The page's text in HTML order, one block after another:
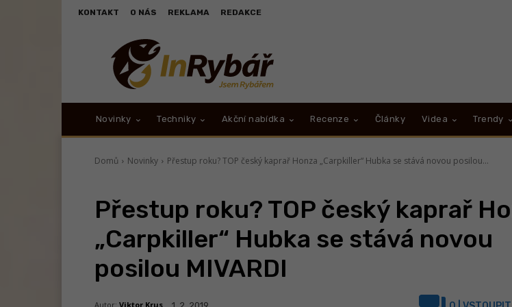
KONTAKT O NÁS REKLAMA REDAKCE
Novinky Techniky Akční nabídka Recenze Články Videa Trendy
Domů Novinky Přestup roku? TOP český kaprař Honza „Carpkiller“ Hubka se stává novou posilou...
Přestup roku? TOP český kaprař
„Carpkiller“ Hubka se stává novou
posilou MIVARDI
Autor: Viktor Krus